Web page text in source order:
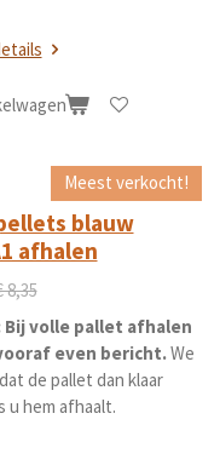
Meest verkocht!
blauw
afhalen
8,35
Bij volle pallet afhalen
even bericht.We
de pallet dan klaar
u hem afhaalt.